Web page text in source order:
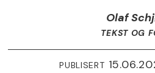
Olaf
TEKST OG
PUBLISERT